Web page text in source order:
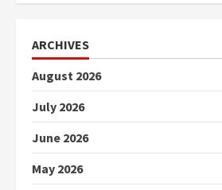
ARCHIVES
August 2026
July 2026
June 2026
May 2026